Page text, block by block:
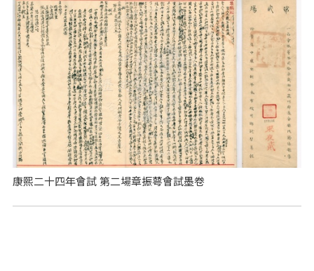
康熙二十四年會試 第二場章振萼會試墨卷